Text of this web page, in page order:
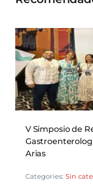
V Simposio de
Arias
Categories: Sin